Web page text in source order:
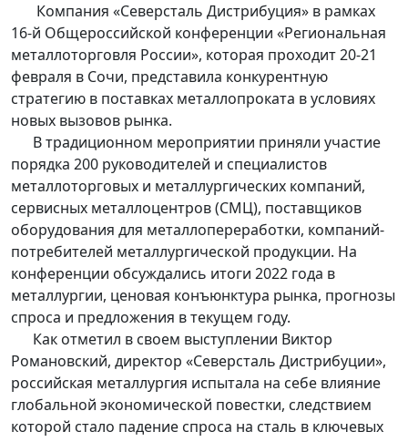
Компания «Северсталь Дистрибуция» в рамках
16-й Общероссийской конференции «Региональная
металлоторговля России», которая проходит 20-21
февраля в Сочи, представила конкурентную
стратегию в поставках металлопроката в условиях
новых вызовов рынка.
В традиционном мероприятии приняли участие
порядка 200 руководителей и специалистов
металлоторговых и металлургических компаний,
сервисных металлоцентров (СМЦ), поставщиков
оборудования для металлопереработки, компаний-
потребителей металлургической продукции. На
конференции обсуждались итоги 2022 года в
металлургии, ценовая конъюнктура рынка, прогнозы
спроса и предложения в текущем году.
Как отметил в своем выступлении Виктор
Романовский, директор «Северсталь Дистрибуции»,
российская металлургия испытала на себе влияние
глобальной экономической повестки, следствием
которой стало падение спроса на сталь в ключевых